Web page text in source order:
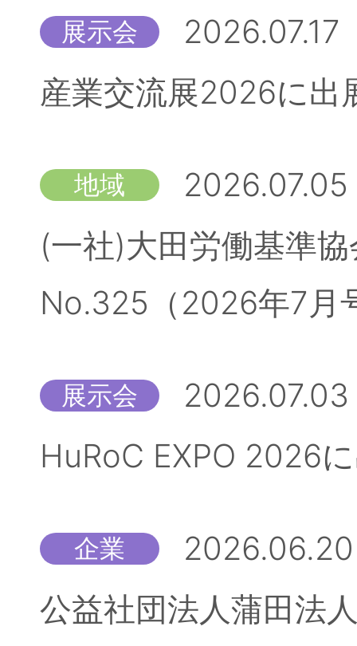
展示会
2026.07.17
産業交流展2026に出
地域
2026.07.05
(一社)大田労働基準
No.325（2026年7月
展示会
2026.07.03
HuRoC EXPO 2026
企業
2026.06.20
公益社団法人蒲田法